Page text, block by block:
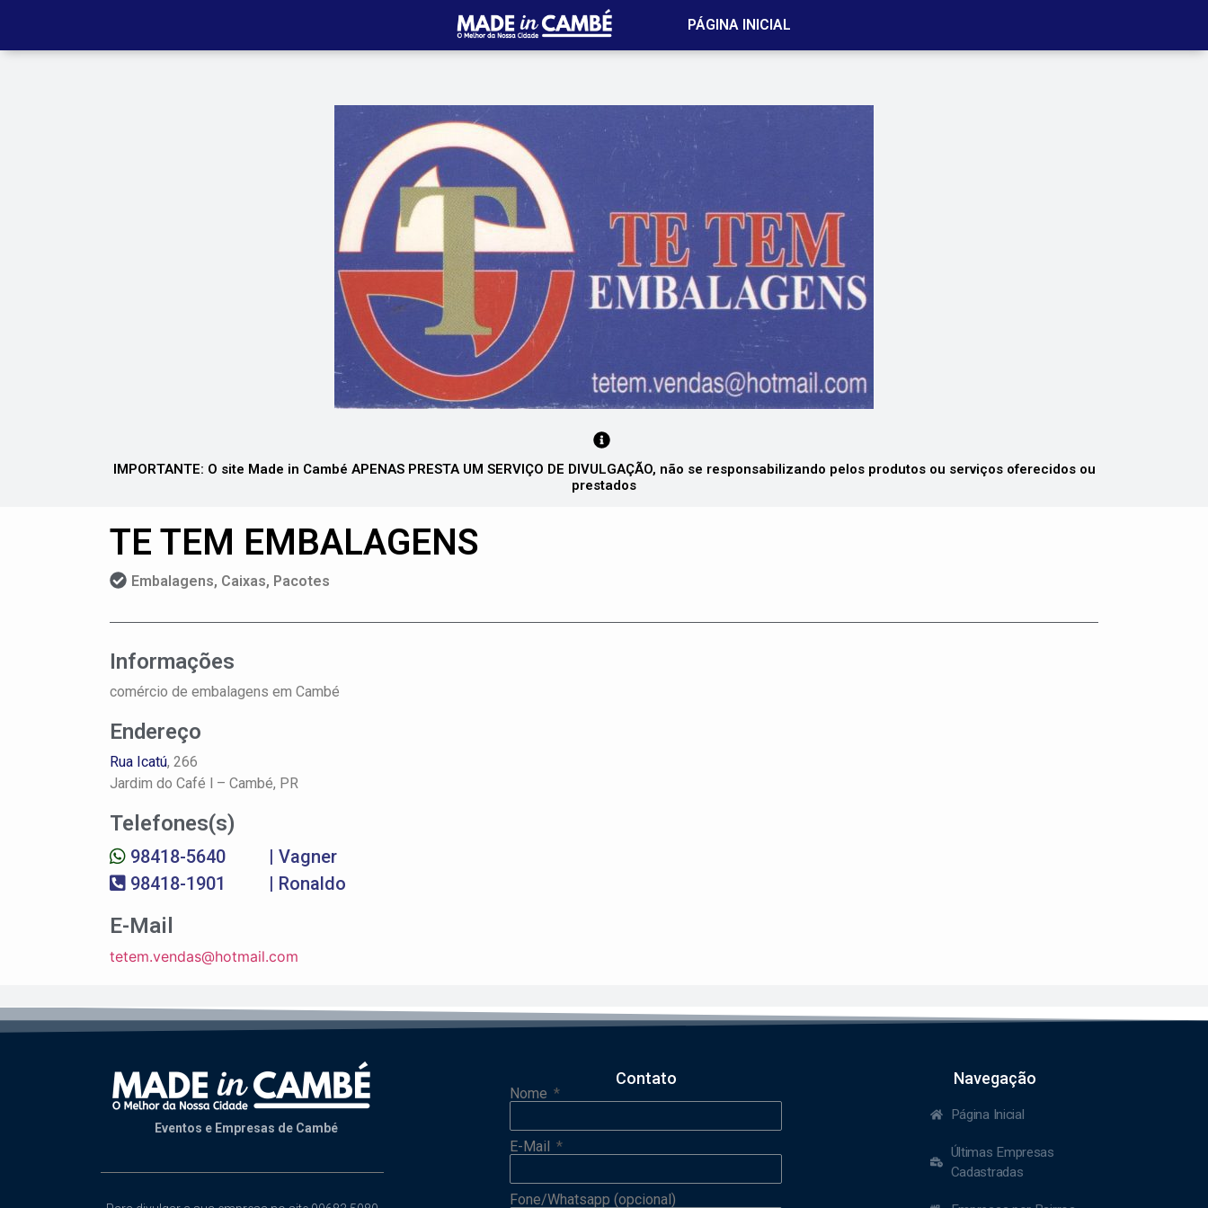
PÁGINA INICIAL
IMPORTANTE: O site Made in Cambé APENAS PRESTA UM SERVIÇO DE DIVULGAÇÃO, não se responsabilizando pelos produtos ou serviços oferecidos ou
prestados
TE TEM EMBALAGENS
Embalagens, Caixas, Pacotes
Informações
comércio de embalagens em Cambé
Endereço
Rua Icatú, 266
Jardim do Café l – Cambé, PR
Telefones(s)
98418-5640
98418-1901
| Vagner
| Ronaldo
E-Mail
tetem.vendas@hotmail.com
Eventos e Empresas de Cambé
Contato
Nome
E-Mail
Fone/Whatsapp (opcional)
Navegação
Página Inicial
Últimas Empresas
Cadastradas